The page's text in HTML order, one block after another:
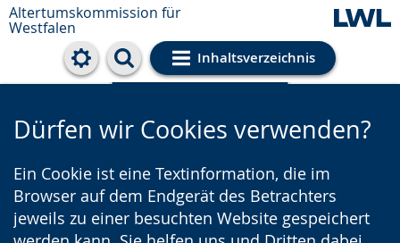
Altertumskommission für
Westfalen
Inhaltsverzeichnis
Cookie-Einstellungen
Dürfen wir Cookies verwenden?
Ein Cookie ist eine Textinformation, die im
Browser auf dem Endgerät des Betrachters
jeweils zu einer besuchten Website gespeichert